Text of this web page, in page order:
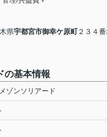
県宇都宮市御幸ケ原町２３４
の基本情報
メゾンソリアード